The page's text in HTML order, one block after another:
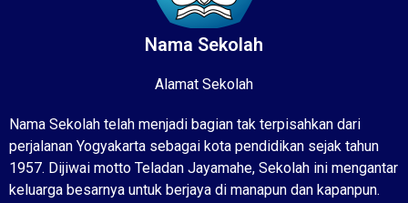
Nama Sekolah
Alamat Sekolah
Nama Sekolah telah menjadi bagian tak terpisahkan dari
perjalanan Yogyakarta sebagai kota pendidikan sejak tahun
1957. Dijiwai motto Teladan Jayamahe, Sekolah ini mengantar
keluarga besarnya untuk berjaya di manapun dan kapanpun.